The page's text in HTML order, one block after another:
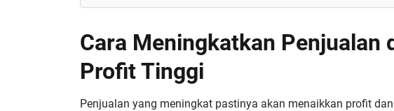
Cara Meningkatkan Penjualan
Profit Tinggi
Penjualan yang meningkat pastinya akan menaikkan profit